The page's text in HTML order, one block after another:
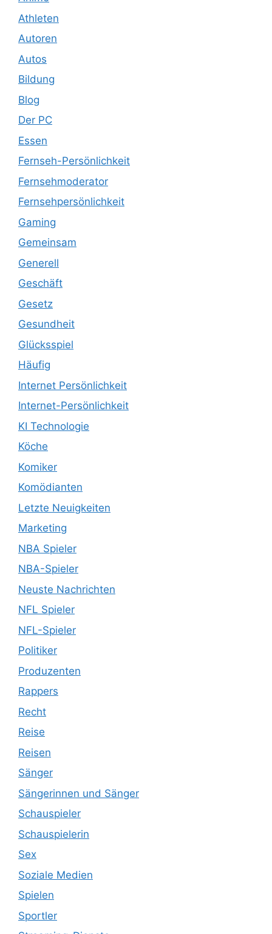
Athleten
Autoren
Autos
Bildung
Blog
Der PC
Essen
Fernseh-Persönlichkeit
Fernsehmoderator
Fernsehpersönlichkeit
Gaming
Gemeinsam
Generell
Geschäft
Gesetz
Gesundheit
Glücksspiel
Häufig
Internet Persönlichkeit
Internet-Persönlichkeit
KI Technologie
Köche
Komiker
Komödianten
Letzte Neuigkeiten
Marketing
NBA Spieler
NBA-Spieler
Neuste Nachrichten
NFL Spieler
NFL-Spieler
Politiker
Produzenten
Rappers
Recht
Reise
Reisen
Sänger
Sängerinnen und Sänger
Schauspieler
Schauspielerin
Sex
Soziale Medien
Spielen
Sportler